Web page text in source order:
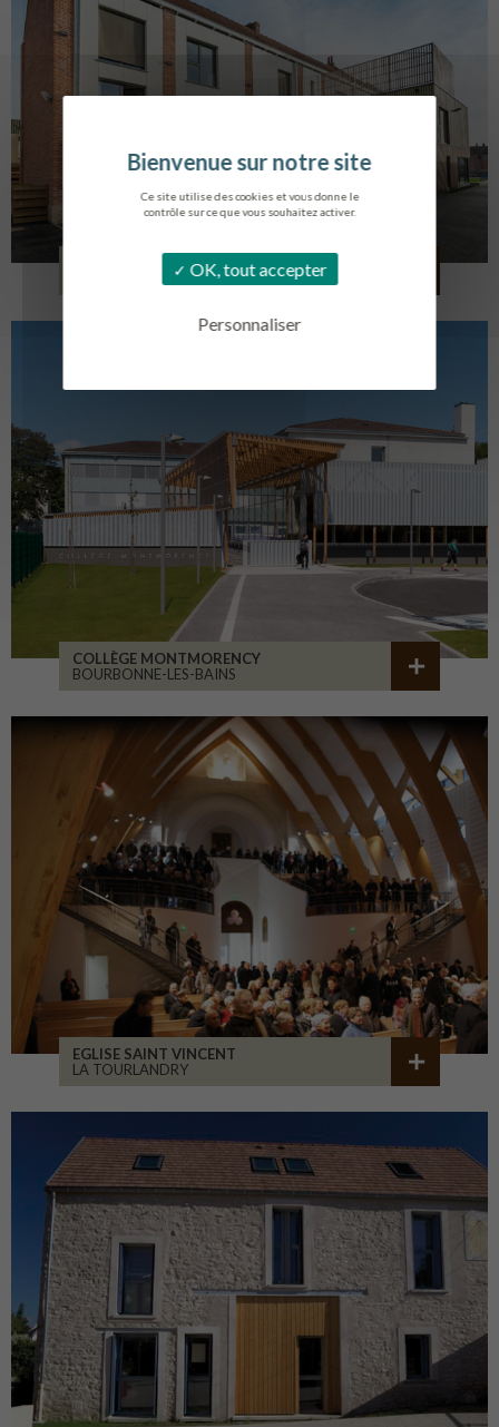
Ce site utilise des cookies et vous donne le
contrôle sur ce que vous souhaitez activer.
OK, tout accepter
Personnaliser
LOG. JEUNES TRAVAILLEURS
COLLÈGE MONTMORENCY
BOURBONNE-LES-BAINS
EGLISE SAINT VINCENT
LA TOURLANDRY